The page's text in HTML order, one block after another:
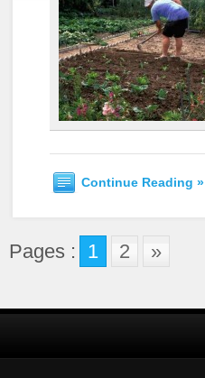
Continue Reading »
Pages : 1 2 »